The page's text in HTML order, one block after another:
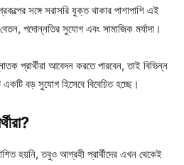
সঙ্গে সরাসরি যুক্ত থাকার পাশাপাশি এই
পদোন্নতির সুযোগ এবং সামাজিক মর্যাদা।
প্রার্থীরা আবেদন করতে পারবেন, তাই বিভিন্ন
একটি বড় সুযোগ হিসেবে বিবেচিত হচ্ছে।
হয়নি, তবুও আগ্রহী প্রার্থীদের এখন থেকেই